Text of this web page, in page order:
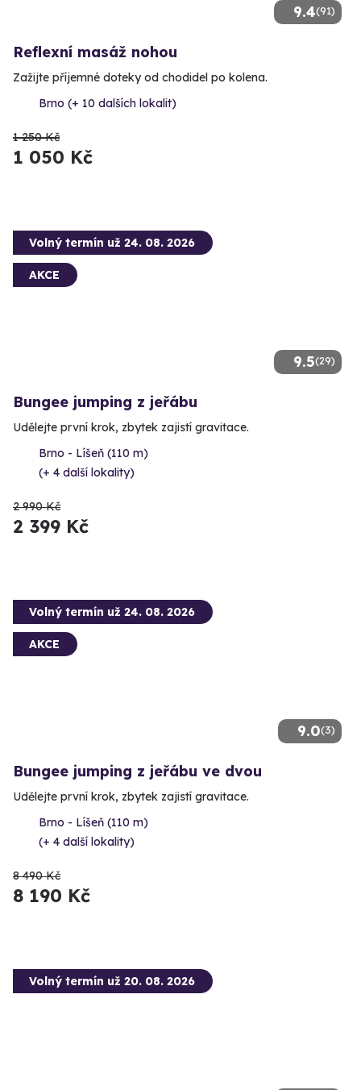
9.4(91)
Reflexní masáž nohou
Zažijte příjemné doteky od chodidel po kolena.
Brno (+ 10 dalších lokalit)
1 250 Kč
1 050 Kč
9.5(29)
Volný termín už 24. 08. 2026
AKCE
Bungee jumping z jeřábu
Udělejte první krok, zbytek zajistí gravitace.
Brno - Líšeň (110 m)
(+ 4 další lokality)
2 990 Kč
2 399 Kč
9.0(3)
Volný termín už 24. 08. 2026
AKCE
Bungee jumping z jeřábu ve dvou
Udělejte první krok, zbytek zajistí gravitace.
Brno - Líšeň (110 m)
(+ 4 další lokality)
8 490 Kč
8 190 Kč
Volný termín už 20. 08. 2026